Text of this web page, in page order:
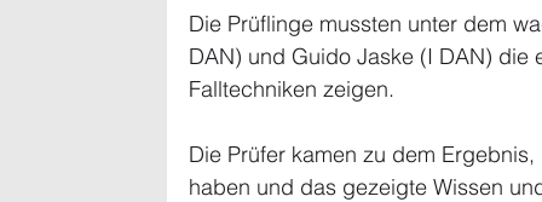
Die Prüflinge mussten unter dem
DAN) und Guido Jaske (I DAN)
Falltechniken zeigen.
Die Prüfer kamen zu dem
haben und das gezeigte Wissen